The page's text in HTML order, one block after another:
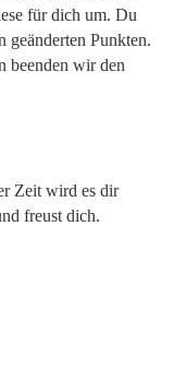
für dich um. Du
geänderten Punkten.
beenden wir den
Zeit wird es dir
freust dich.